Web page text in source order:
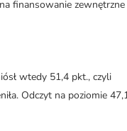
finansowanie
wtedy 51,4 pkt., czyli
Odczyt na poziomie